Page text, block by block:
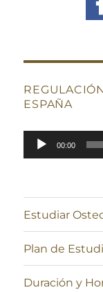
ESPAÑA
Reproductor
de
00:00
Estudiar
Plan de
Duración y